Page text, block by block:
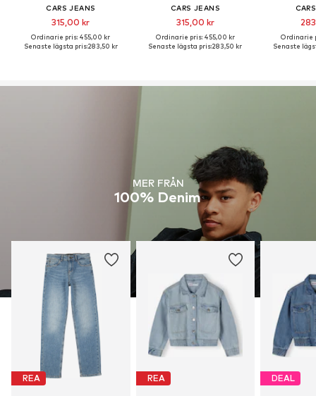
CARS JEANS
315,00 kr
Ordinarie pris: 455,00 kr
Senaste lägsta pris:283,50 kr
CARS JEANS
315,00 kr
Ordinarie pris: 455,00 kr
Senaste lägsta pris:283,50 kr
Ordinarie
Senaste
MER FRÅN
100% Denim
REA REA DEAL